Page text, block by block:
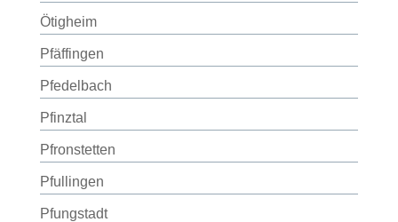
Ötigheim
Pfäffingen
Pfedelbach
Pfinztal
Pfronstetten
Pfullingen
Pfungstadt